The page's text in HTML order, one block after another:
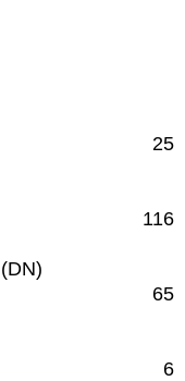
25
116
65
6